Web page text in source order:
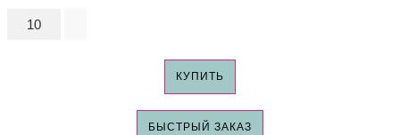
КУПИТЬ
БЫСТРЫЙ ЗАКАЗ